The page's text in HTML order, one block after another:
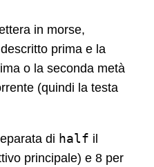
in morse,
prima e la
o la seconda metà
(quindi la testa
di half il
principale) e 8 per